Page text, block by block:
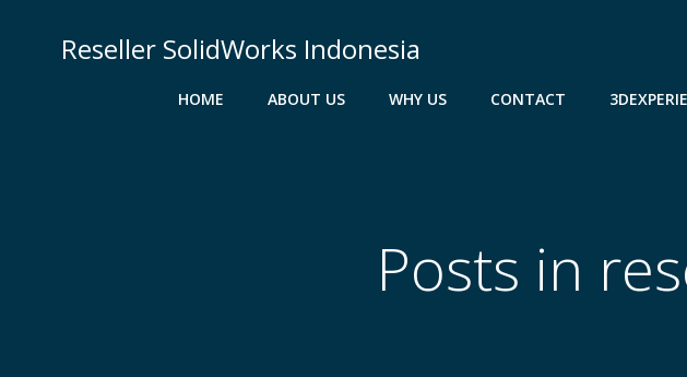
Reseller SolidWorks Indonesia
HOME ABOUT US WHY US CONTACT
Posts in